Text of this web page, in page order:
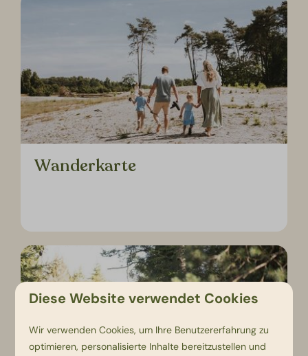
Wanderkarte
Diese Website verwendet Cookies
Wir verwenden Cookies, um Ihre Benutzererfahrung zu
optimieren, personalisierte Inhalte bereitzustellen und